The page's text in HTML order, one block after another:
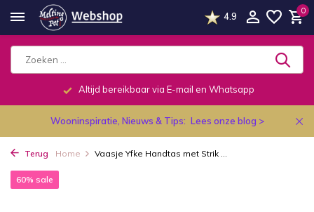
4.9
0
Altijd bereikbaar via E-mail en Whatsapp
Wooninspiratie, Nieuws & Tips: Lees onze blog >
Terug Home Vaasje Yfke Handtas met Strik ...
60% sale